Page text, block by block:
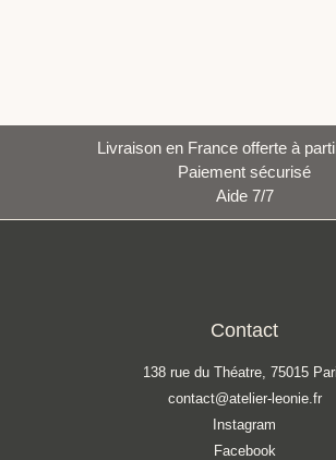
Livraison en France offerte à
Paiement sécurisé
Aide 7/7
Contact
138 rue du Théatre, 75015
contact@atelier-leonie.fr
Instagram
Facebook